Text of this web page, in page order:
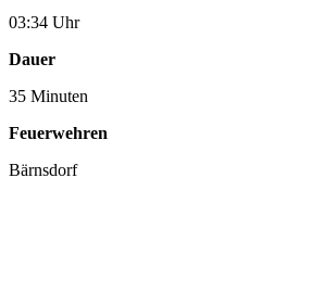
03:34 Uhr
Dauer
35 Minuten
Feuerwehren
Bärnsdorf